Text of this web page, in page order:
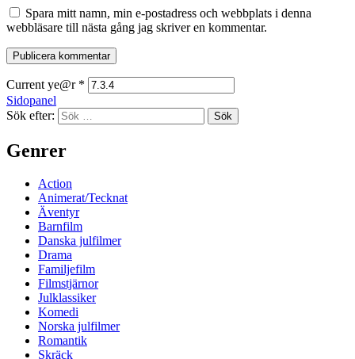
Spara mitt namn, min e-postadress och webbplats i denna
webbläsare till nästa gång jag skriver en kommentar.
Current ye@r *
Sidopanel
Sök efter:
Genrer
Action
Animerat/Tecknat
Äventyr
Barnfilm
Danska julfilmer
Drama
Familjefilm
Filmstjärnor
Julklassiker
Komedi
Norska julfilmer
Romantik
Skräck